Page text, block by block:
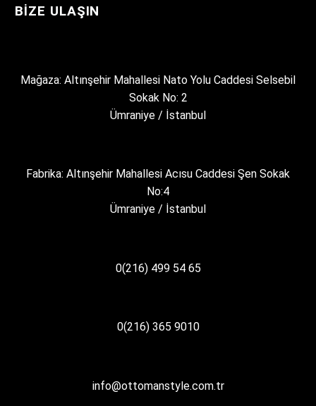
BIZE ULAŞIN
Mağaza: Altınşehir Mahallesi Nato Yolu Caddesi Selsebil
Sokak No: 2
Ümraniye / İstanbul
Fabrika: Altınşehir Mahallesi Acısu Caddesi Şen Sokak
No:4
Ümraniye / İstanbul
0(216) 499 54 65
0(216) 365 9010
info@ottomanstyle.com.tr